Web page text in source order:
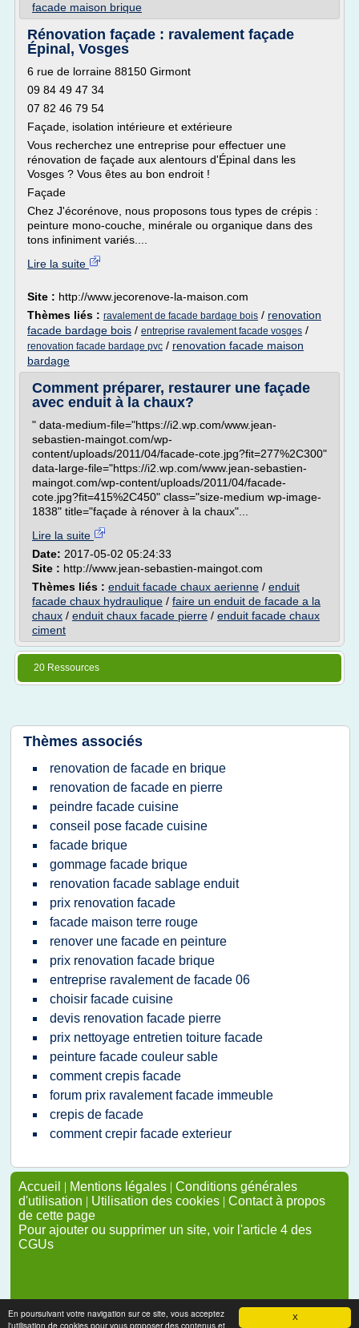
X
En poursuivant votre navigation sur ce site, vous acceptez
l'utilisation de cookies pour vous proposer des contenus et
facade maison brique
Rénovation façade : ravalement façade
Épinal, Vosges
6 rue de lorraine 88150 Girmont
09 84 49 47 34
07 82 46 79 54
Façade, isolation intérieure et extérieure
Vous recherchez une entreprise pour effectuer une
rénovation de façade aux alentours d'Épinal dans les
Vosges ? Vous êtes au bon endroit !
Façade
Chez J'écorénove, nous proposons tous types de crépis :
peinture mono-couche, minérale ou organique dans des
tons infiniment variés....
Lire la suite
Site : http://www.jecorenove-la-maison.com
Thèmes liés : ravalement de facade bardage bois / renovation
facade bardage bois / entreprise ravalement facade vosges /
renovation facade bardage pvc / renovation facade maison
bardage
Comment préparer, restaurer une façade
avec enduit à la chaux?
" data-medium-file="https://i2.wp.com/www.jean-
sebastien-maingot.com/wp-
content/uploads/2011/04/facade-cote.jpg?fit=277%2C300"
data-large-file="https://i2.wp.com/www.jean-sebastien-
maingot.com/wp-content/uploads/2011/04/facade-
cote.jpg?fit=415%2C450" class="size-medium wp-image-
1838" title="façade à rénover à la chaux"...
Lire la suite
Date: 2017-05-02 05:24:33
Site : http://www.jean-sebastien-maingot.com
Thèmes liés : enduit facade chaux aerienne / enduit
facade chaux hydraulique / faire un enduit de facade a la
chaux / enduit chaux facade pierre / enduit facade chaux
ciment
20 Ressources
Thèmes associés
renovation de facade en brique
renovation de facade en pierre
peindre facade cuisine
conseil pose facade cuisine
facade brique
gommage facade brique
renovation facade sablage enduit
prix renovation facade
facade maison terre rouge
renover une facade en peinture
prix renovation facade brique
entreprise ravalement de facade 06
choisir facade cuisine
devis renovation facade pierre
prix nettoyage entretien toiture facade
peinture facade couleur sable
comment crepis facade
forum prix ravalement facade immeuble
crepis de facade
comment crepir facade exterieur
Accueil | Mentions légales | Conditions générales
d'utilisation | Utilisation des cookies | Contact à propos
de cette page
Pour ajouter ou supprimer un site, voir l'article 4 des
CGUs